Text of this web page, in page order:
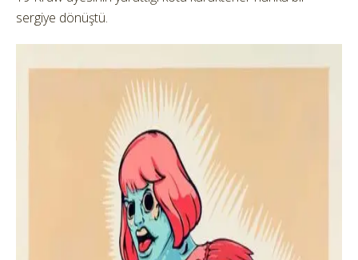
sergiye dönüştü.